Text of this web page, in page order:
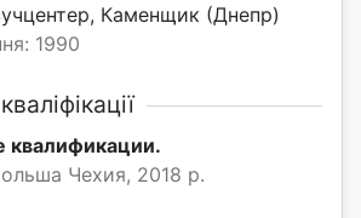
Каменщик (Днепр)
1990
Чехия, 2018 р.